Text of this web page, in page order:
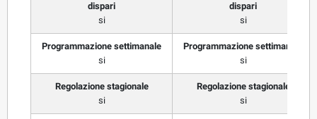
dispari
si
dispari
si
Programmazione settimanale
si
Programmazione settimanale
si
Regolazione stagionale
si
Regolazione stagionale
si